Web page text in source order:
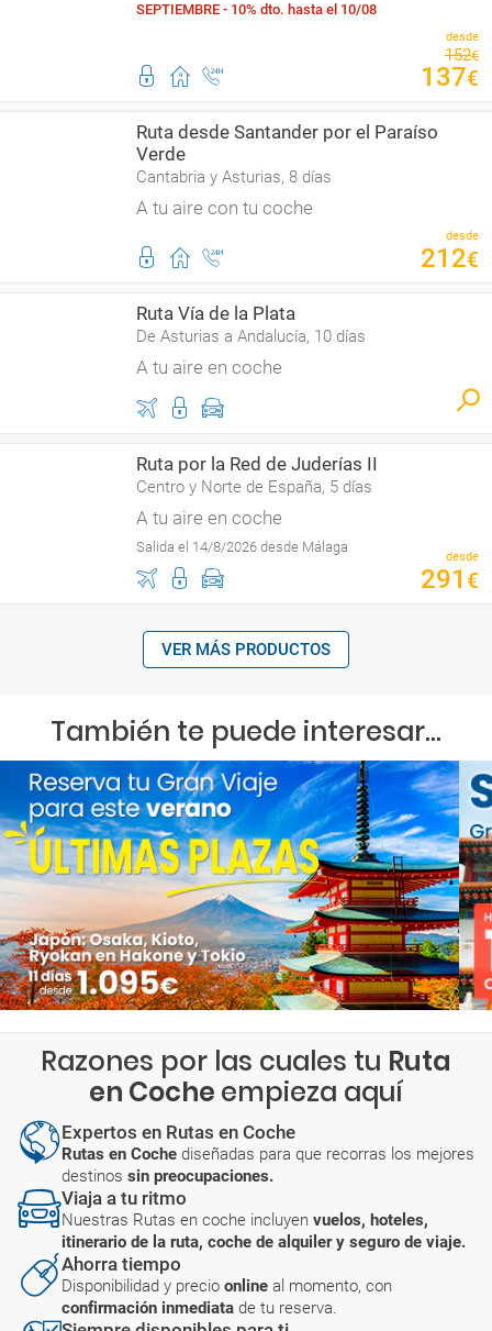
SEPTIEMBRE - 10% dto. hasta el 10/08
desde
152€
137€
Ruta desde Santander por el Paraíso
Verde
Cantabria y Asturias, 8 días
A tu aire con tu coche
desde
212€
Ruta Vía de la Plata
De Asturias a Andalucía, 10 días
A tu aire en coche
Ruta por la Red de Juderías II
Centro y Norte de España, 5 días
A tu aire en coche
Salida el 14/8/2026 desde Málaga
desde
291 €
VER MÁS PRODUCTOS
También te puede interesar...
Razones por las cuales tu Ruta
en Coche empieza aquí
Expertos en Rutas en Coche
Rutas en Coche diseñadas para que recorras los mejores
destinos sin preocupaciones.
Viaja a tu ritmo
Nuestras Rutas en coche incluyen vuelos, hoteles,
itinerario de la ruta, coche de alquiler y seguro de viaje.
Ahorra tiempo
Disponibilidad y precio online al momento, con
confirmación inmediata de tu reserva.